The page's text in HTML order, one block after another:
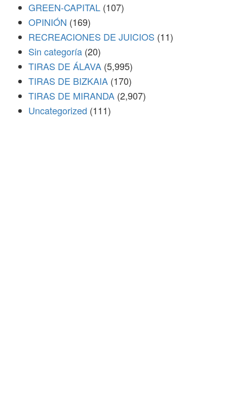
GREEN-CAPITAL (107)
OPINIÓN (169)
RECREACIONES DE JUICIOS (11)
Sin categoría (20)
TIRAS DE ÁLAVA (5,995)
TIRAS DE BIZKAIA (170)
TIRAS DE MIRANDA (2,907)
Uncategorized (111)